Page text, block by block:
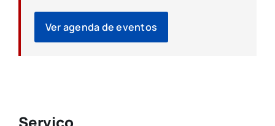
Ver agenda de eventos